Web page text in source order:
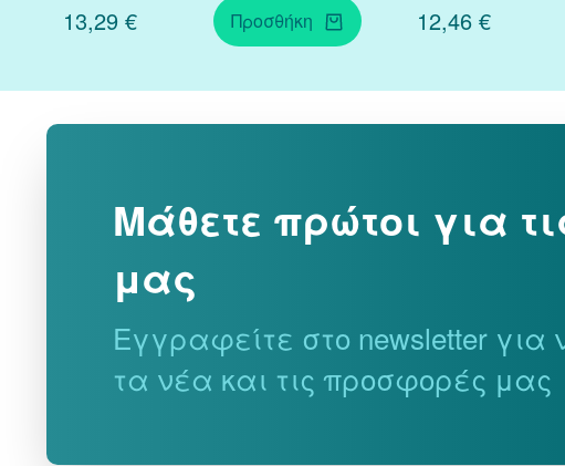
13,29 € Προσθήκη 12,46 €
Μάθετε πρώτοι για
μας
Εγγραφείτε στο newsletter
τα νέα και τις προσφορές μας